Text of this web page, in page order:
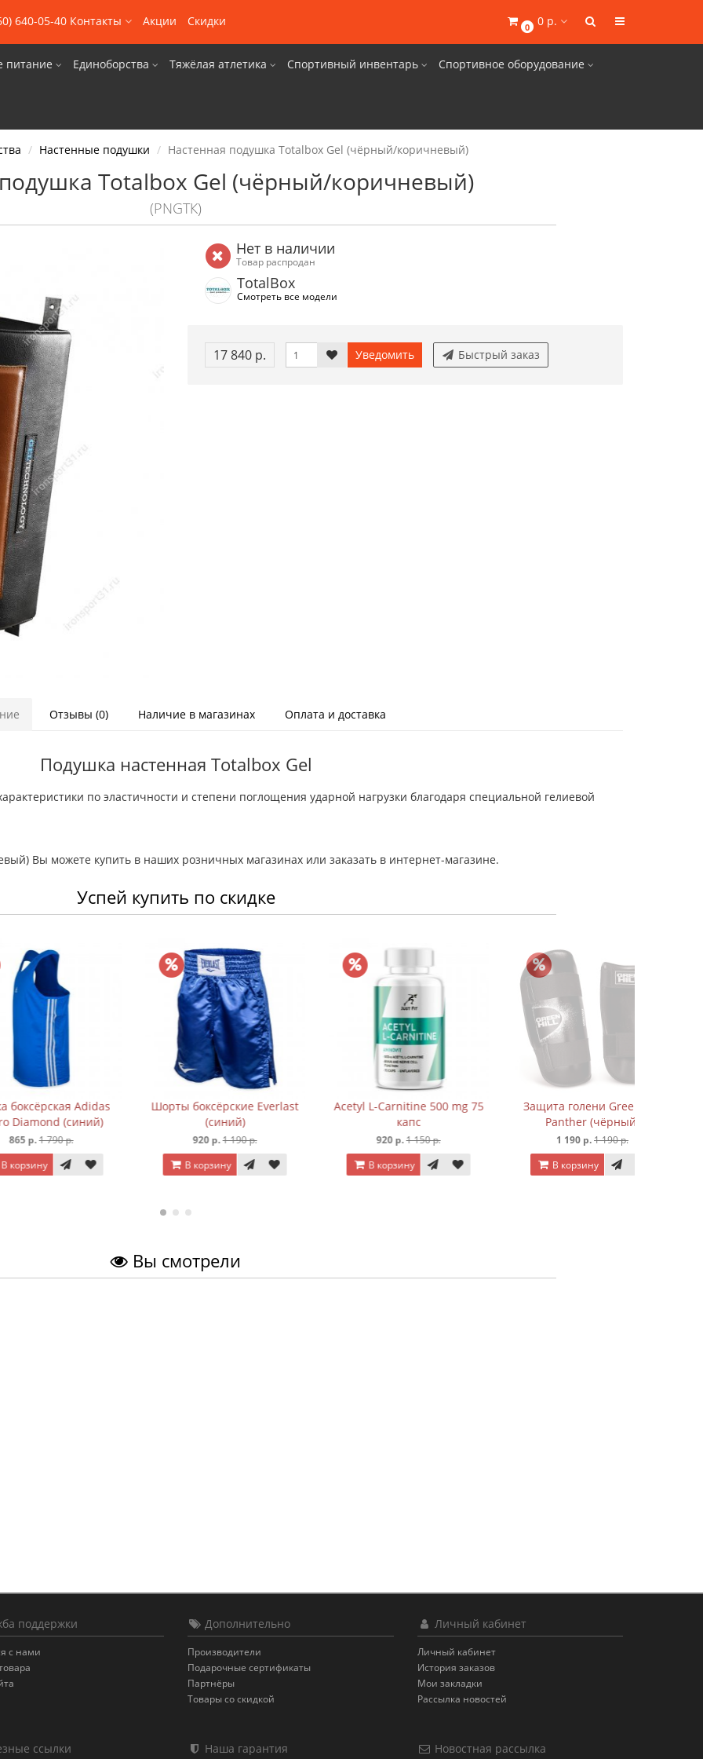
640-05-40 Контакты Акции Скидки 0 0 р.
питание Единоборства Тяжёлая атлетика Спортивный инвентарь Спортивное оборудование
Настенные подушки Настенная подушка Totalbox Gel (чёрный/коричневый)
Totalbox Gel (чёрный/коричневый)
(PNGTК)
Нет в наличии
Товар распродан
TotalBox
Смотреть все модели
17 840 р. Уведомить Быстрый заказ
Отзывы (0) Наличие в магазинах Оплата и доставка
Подушка настенная Totalbox Gel
по эластичности и степени поглощения ударной нагрузки благодаря специальной гелиевой
Вы можете купить в наших розничных магазинах или заказать в интернет-магазине.
Успей купить по скидке
Adidas
(синий)
790 р.
Шорты боксёрские Everlast
1 190 р.
В корзину
Acetyl L-Carnitine 500 mg 75
1 150 р.
В корзину
Защита голени Green Hill
Panther (чёрный)
1 190 р.
В корзину
Вы смотрели
поддержки
с нами
Дополнительно
Производители
Подарочные сертификаты
Партнёры
Товары со скидкой
Личный кабинет
Личный кабинет
История заказов
Мои закладки
Рассылка новостей
ссылки Наша гарантия Новостная рассылка